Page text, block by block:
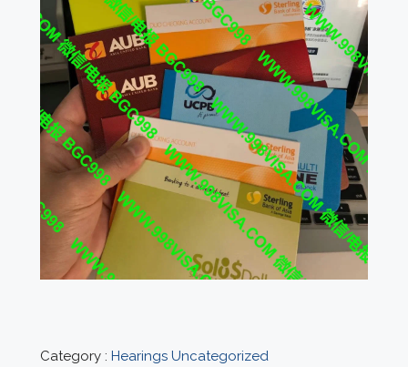
Category : Hearings Uncategorized